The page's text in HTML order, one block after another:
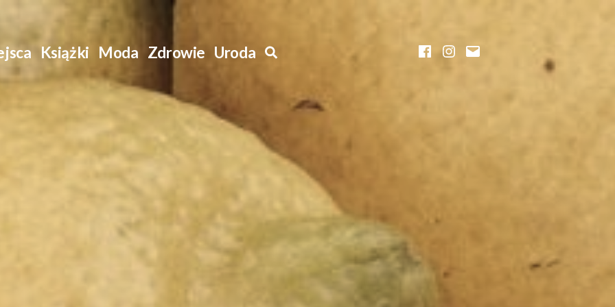
Książki Moda Zdrowie Uroda Szukaj Facebook
Instagram
Napisz